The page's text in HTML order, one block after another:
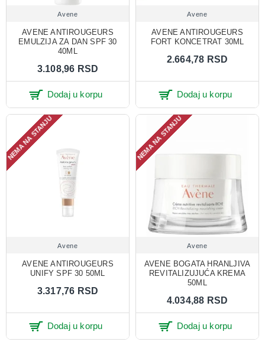
Avene
AVENE ANTIROUGEURS
EMULZIJA ZA DAN SPF 30
40ML
3.108,96 RSD
Dodaj u korpu
Avene
AVENE ANTIROUGEURS
FORT KONCETRAT 30ML
2.664,78 RSD
Dodaj u korpu
NEMA NA STANJU
Avene
AVENE ANTIROUGEURS
UNIFY SPF 30 50ML
3.317,76 RSD
Dodaj u korpu
NEMA NA STANJU
Avene
AVENE BOGATA HRANLJIVA
REVITALIZUJUĆA KREMA
50ML
4.034,88 RSD
Dodaj u korpu